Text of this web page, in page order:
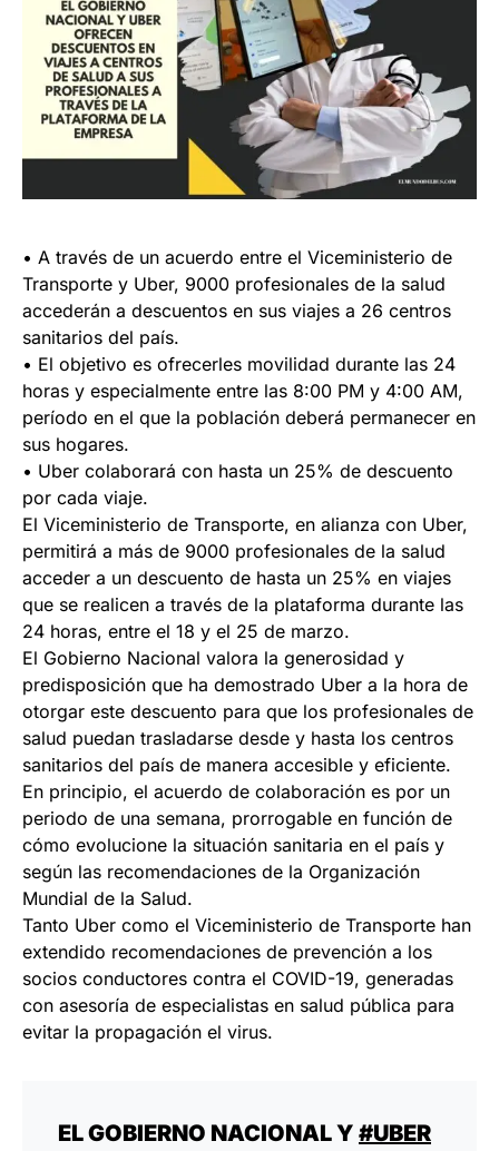
• A través de un acuerdo entre el Viceministerio de
Transporte y Uber, 9000 profesionales de la salud
accederán a descuentos en sus viajes a 26 centros
sanitarios del país.
• El objetivo es ofrecerles movilidad durante las 24
horas y especialmente entre las 8:00 PM y 4:00 AM,
período en el que la población deberá permanecer en
sus hogares.
• Uber colaborará con hasta un 25% de descuento
por cada viaje.
El Viceministerio de Transporte, en alianza con Uber,
permitirá a más de 9000 profesionales de la salud
acceder a un descuento de hasta un 25% en viajes
que se realicen a través de la plataforma durante las
24 horas, entre el 18 y el 25 de marzo.
El Gobierno Nacional valora la generosidad y
predisposición que ha demostrado Uber a la hora de
otorgar este descuento para que los profesionales de
salud puedan trasladarse desde y hasta los centros
sanitarios del país de manera accesible y eficiente.
En principio, el acuerdo de colaboración es por un
periodo de una semana, prorrogable en función de
cómo evolucione la situación sanitaria en el país y
según las recomendaciones de la Organización
Mundial de la Salud.
Tanto Uber como el Viceministerio de Transporte han
extendido recomendaciones de prevención a los
socios conductores contra el COVID-19, generadas
con asesoría de especialistas en salud pública para
evitar la propagación el virus.
EL GOBIERNO NACIONAL Y #UBER